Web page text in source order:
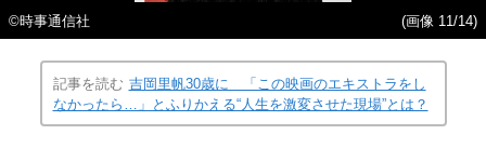
©時事通信社 (画像 11/14)
記事を読む 吉岡里帆30歳に 「この映画のエキストラをし
なかったら…」とふりかえる“人生を激変させた現場”とは？